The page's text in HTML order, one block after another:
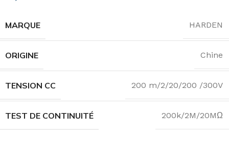
MARQUE HARDEN
ORIGINE Chine
TENSION CC 200 m/2/20/200 /300V
TEST DE CONTINUITÉ 200k/2M/20MΩ